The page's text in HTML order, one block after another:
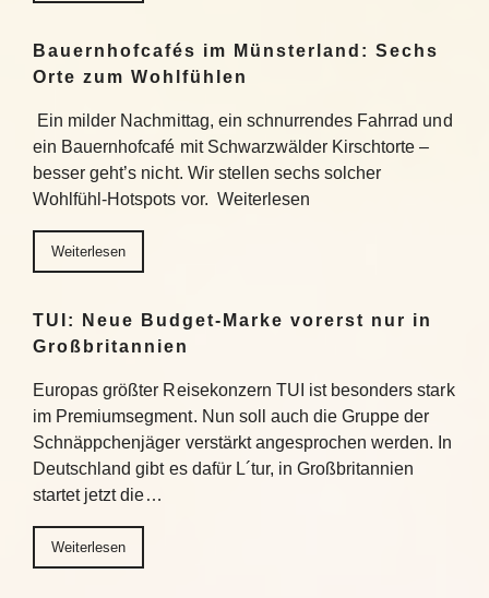
Bauernhofcafés im Münsterland: Sechs
Orte zum Wohlfühlen
Ein milder Nachmittag, ein schnurrendes Fahrrad und
ein Bauernhofcafé mit Schwarzwälder Kirschtorte –
besser geht’s nicht. Wir stellen sechs solcher
Wohlfühl-Hotspots vor. Weiterlesen
Weiterlesen
TUI: Neue Budget-Marke vorerst nur in
Großbritannien
Europas größter Reisekonzern TUI ist besonders stark
im Premiumsegment. Nun soll auch die Gruppe der
Schnäppchenjäger verstärkt angesprochen werden. In
Deutschland gibt es dafür L´tur, in Großbritannien
startet jetzt die…
Weiterlesen